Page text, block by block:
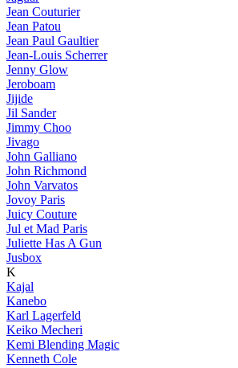
Jean Couturier
Jean Patou
Jean Paul Gaultier
Jean-Louis Scherrer
Jenny Glow
Jeroboam
Jijide
Jil Sander
Jimmy Choo
Jivago
John Galliano
John Richmond
John Varvatos
Jovoy Paris
Juicy Couture
Jul et Mad Paris
Juliette Has A Gun
Jusbox
K
Kajal
Kanebo
Karl Lagerfeld
Keiko Mecheri
Kemi Blending Magic
Kenneth Cole